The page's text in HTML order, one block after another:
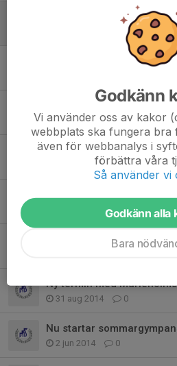
0
Motionsgympan startar
Motionsgympan startar
6 jan 2023 0
Gympa i jul
20 dec 2016 0
Rabatt hos Intersport
0
På måndag 12/1-2015
Ny termin med
31 aug 2014 0
Nu startar
2 jun 2014 0
Godkänn
Vi använder oss av kakor
webbplats ska fungera bra
även för webbanalys i
förbättra våra
Så använder vi
Godkänn alla
Bara